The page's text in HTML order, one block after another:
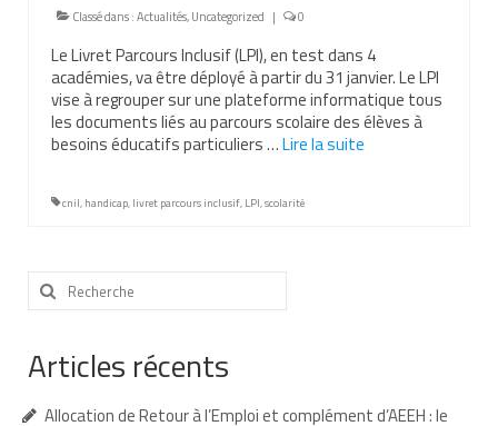
Nos partenaires
Nos livres
Nos livres adaptés
Soins bucco-dentaires
Les troubles sensoriels
Dossier MDPH
Demande d’allocations
Classé dans :Actualités,Uncategorized | 0
Le Livret Parcours Inclusif (LPI), en test dans 4
académies, va être déployé à partir du 31 janvier. Le LPI
vise à regrouper sur une plateforme informatique tous
les documents liés au parcours scolaire des élèves à
besoins éducatifs particuliers …Lire la suite­­
cnil, handicap, livret parcours inclusif, LPI,scolarité
Rechercher
:
Articles récents
Allocation de Retour à l’Emploi et complément d’AEEH : le